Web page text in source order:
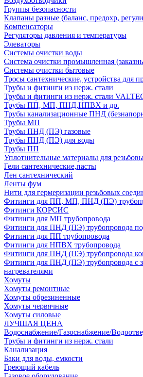
Группы безопасности
Клапаны разные (баланс, предохр,
Компенсаторы
Регуляторы давления и температуры
Элеваторы
Системы очистки воды
Система очистки промышленная
Системы очистки бытовые
Тросы сантехнические, устройства для
Трубы и фитинги из нерж. стали
Трубы и фитинги из нерж. стали
Трубы ПП, МП, ПНД,НПВХ и др.
Трубы канализационные ПНД
Трубы МП
Трубы ПНД (ПЭ) газовые
Трубы ПНД (ПЭ) для воды
Трубы ПП
Уплотнительные материалы для
Гели сантехнические,пасты
Лен сантехнический
Ленты фум
Нити для гермеризации резьбовых
Фитинги для ПП, МП, ПНД (ПЭ)
Фитинги КОРСИС
Фитинги для МП трубопровода
Фитинги для ПНД (ПЭ) трубопровода
Фитинги для ПП трубопровода
Фитинги для НПВХ трубопровода
Фитинги для ПНД (ПЭ) трубопровода
Фитинги для ПНД (ПЭ) трубопровода с
нагревателями
Хомуты
Хомуты ремонтные
Хомуты обрезиненные
Хомуты червячные
Хомуты силовые
ЛУЧШАЯ ЦЕНА
Водоснабжение/Газоснабжение/
Трубы и фитинги из нерж. стали
Канализация
Баки для воды, емкости
Греющий кабель